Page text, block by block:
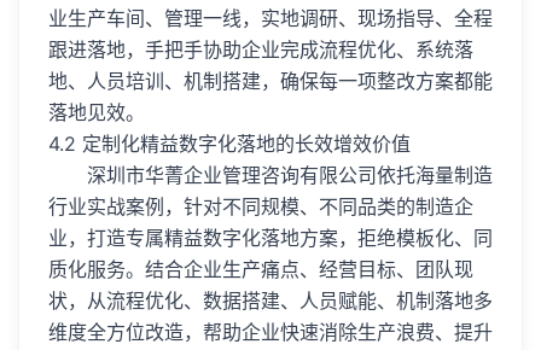
业生产车间、管理一线，实地调研、现场指导、全程
跟进落地，手把手协助企业完成流程优化、系统落
地、人员培训、机制搭建，确保每一项整改方案都能
落地见效。
4.2 定制化精益数字化落地的长效增效价值
深圳市华菁企业管理咨询有限公司依托海量制造
行业实战案例，针对不同规模、不同品类的制造企
业，打造专属精益数字化落地方案，拒绝模板化、同
质化服务。结合企业生产痛点、经营目标、团队现
状，从流程优化、数据搭建、人员赋能、机制落地多
维度全方位改造，帮助企业快速消除生产浪费、提升